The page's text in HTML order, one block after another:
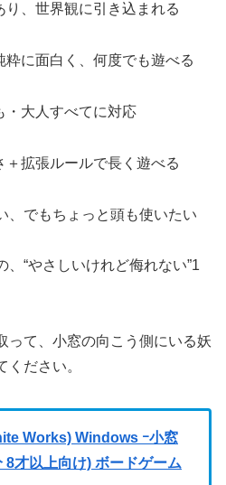
り、世界観に引き込まれる
粋に面白く、何度でも遊べる
・大人すべてに対応
拡張ルールで長く遊べる
、でもちょっと頭も使いたい
“やさしいけれど侮れない”1
って、小窓の向こう側にいる妖
ださい。
Works) Windows ｰ小窓
8才以上向け) ボードゲーム